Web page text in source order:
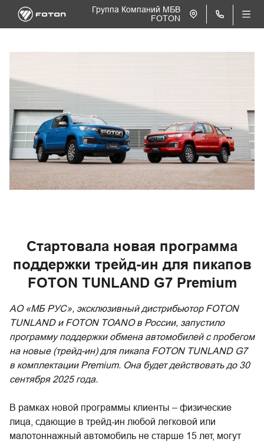
Группа Компаний МБВ
FOTON
Стартовала новая программа
поддержки трейд-ин для пикапов
FOTON TUNLAND G7 Premium
АО «МБ РУС», эксклюзивный дистрибьютор FOTON
TUNLAND и FOTON TOANO в России, запустило
программу поддержки обмена автомобилей с пробегом
на новые (трейд-ин) для пикапа FOTON TUNLAND G7
в комплектации Premium. Она будет действовать до 30
сентября 2025 года.
В рамках новой программы клиенты – физические
лица, сдающие в трейд-ин любой легковой или
малотоннажный автомобиль не старше 15 лет, могут